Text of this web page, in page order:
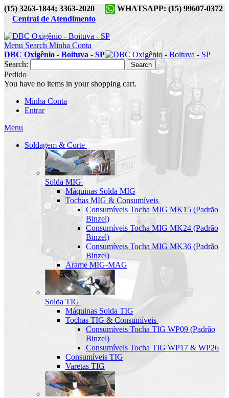
(15) 3263-1844; 3363-2020
WHATSAPP: (15) 99607-0372
Central de Atendimento
Menu Search Minha Conta
DBC Oxigênio - Boituva - SP
Search:
Search
Pedido
You have no items in your shopping cart.
Minha Conta
Entrar
Menu
Soldagem & Corte
Solda MIG
Máquinas Solda MIG
Tochas MIG & Consumíveis
Consumíveis Tocha MIG MK15 (Padrão
Binzel)
Consumíveis Tocha MIG MK24 (Padrão
Binzel)
Consumíveis Tocha MIG MK36 (Padrão
Binzel)
Arame MIG-MAG
Solda TIG
Máquinas Solda TIG
Tochas TIG & Consumíveis
Consumíveis Tocha TIG WP09 (Padrão
Binzel)
Consumíveis Tocha TIG WP17 & WP26
Consumíveis TIG
Varetas TIG